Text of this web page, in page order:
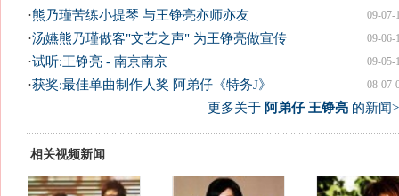
09-07-
·熊乃瑾苦练小提琴 与王铮亮亦师亦友
09-06-
·汤嬿熊乃瑾做客"文艺之声" 为王铮亮做宣传
09-05-
·试听:王铮亮 - 南京南京
08-07-
·获奖:最佳单曲制作人奖 阿弟仔《特务J》
更多关于 阿弟仔 王铮亮的新闻
相关视频新闻